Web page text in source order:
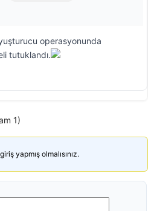
operasyonunda
tutuklandı.
1)
yapmış olmalısınız.